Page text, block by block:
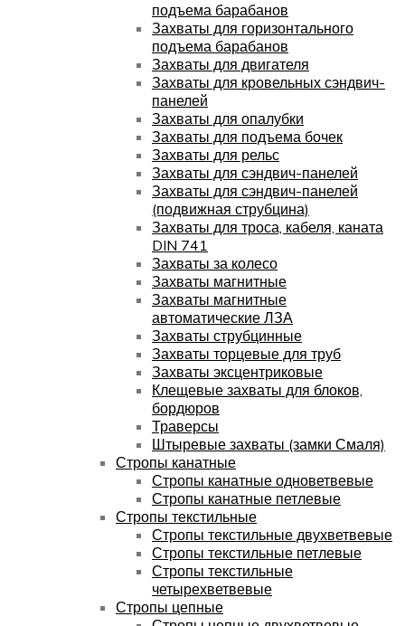
подъема барабанов
Захваты для горизонтального
подъема барабанов
Захваты для двигателя
Захваты для кровельных сэндвич-
панелей
Захваты для опалубки
Захваты для подъема бочек
Захваты для рельс
Захваты для сэндвич-панелей
Захваты для сэндвич-панелей
(подвижная струбцина)
Захваты для троса, кабеля, каната
DIN 741
Захваты за колесо
Захваты магнитные
Захваты магнитные
автоматические ЛЗА
Захваты струбцинные
Захваты торцевые для труб
Захваты эксцентриковые
Клещевые захваты для блоков,
бордюров
Траверсы
Штыревые захваты (замки Смаля)
Стропы канатные
Стропы канатные одноветвевые
Стропы канатные петлевые
Стропы текстильные
Стропы текстильные двухветвевые
Стропы текстильные петлевые
Стропы текстильные
четырехветвевые
Стропы цепные